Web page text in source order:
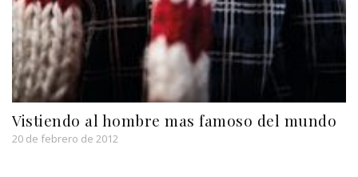
Vistiendo al hombre mas famoso del mundo
20 de febrero de 2012